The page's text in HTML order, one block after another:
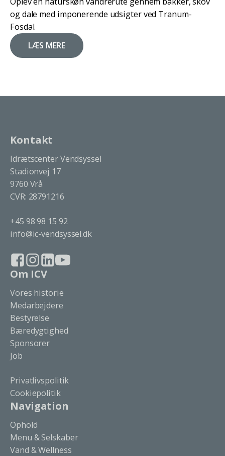
og dale med imponerende udsigter ved Tranum-
Fosdal.
LÆS MERE
Kontakt
Idrætscenter Vendsyssel
Stadionvej 17
9760 Vrå
CVR: 28791216
+45 98 98 15 92
info@ic-vendsyssel.dk
Om ICV
Vores historie
Medarbejdere
Bestyrelse
Bæredygtighed
Sponsorer
Job
Privatlivspolitik
Cookiepolitik
Navigation
Ophold
Menu & Selskaber
Vand & Wellness